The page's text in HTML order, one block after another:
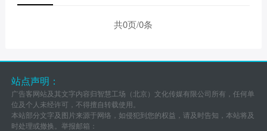
共0页/0条
站点声明：
广告客网站及其文字内容归智慧工场（北京）文化传媒有限公司所有，任何单
位及个人未经许可，不得擅自转载使用。
本站部分文字及图片来源于网络，如侵犯到您的权益，请及时告知，本站将及
时处理或撤换。举报邮箱：